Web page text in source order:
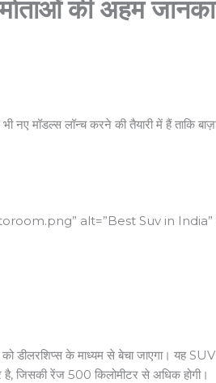
की अहम
लॉन्च करने की तैयारी में हैं ताकि बाज़ार
alt=”Best Suv in India”
के माध्यम से बेचा जाएगा। यह SUV
है, जिसकी रेंज 500 किलोमीटर से अधिक होगी।